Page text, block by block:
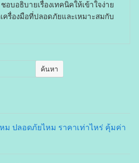
บอธิบายเรื่องเทคนิคให้เข้าใจง่าย
ครื่องมือที่ปลอดภัยและเหมาะสมกับ
ค้นหา
หม ปลอดภัยไหม ราคาเท่าไหร่ คุ้มค่า